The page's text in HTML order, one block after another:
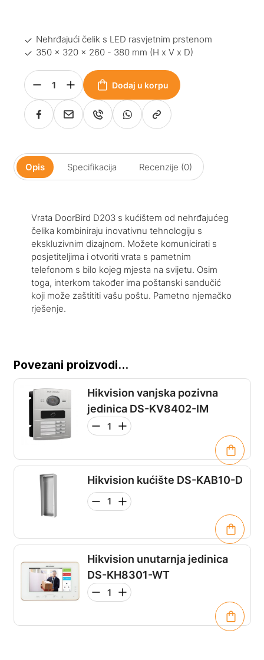
Nehrđajući čelik s LED rasvjetnim prstenom
350 x 320 x 260 - 380 mm (H x V x D)
Dodaj u korpu
Opis Specifikacija Recenzije (0)
Vrata DoorBird D203 s kućištem od nehrđajućeg
čelika kombiniraju inovativnu tehnologiju s
ekskluzivnim dizajnom. Možete komunicirati s
posjetiteljima i otvoriti vrata s pametnim
telefonom s bilo kojeg mjesta na svijetu. Osim
toga, interkom također ima poštanski sandučić
koji može zaštititi vašu poštu. Pametno njemačko
rješenje.
Povezani proizvodi...
Hikvision vanjska pozivna
jedinica DS-KV8402-IM
Hikvision kućište DS-KAB10-D
Hikvision unutarnja jedinica
DS-KH8301-WT